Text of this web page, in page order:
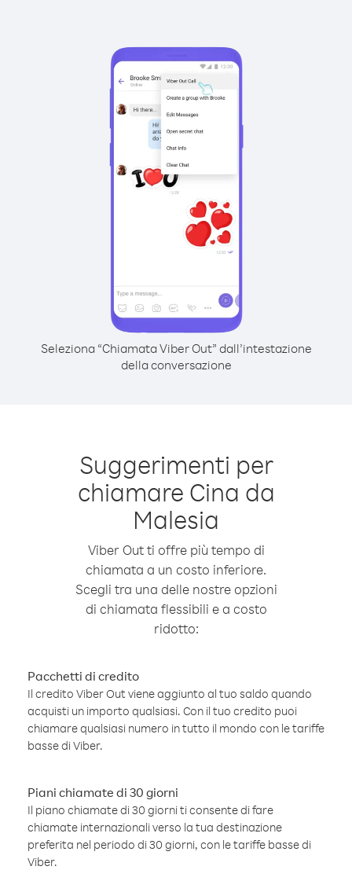
Seleziona “Chiamata Viber Out” dall’intestazione
della conversazione
Suggerimenti per
chiamare Cina da
Malesia
Viber Out ti offre più tempo di
chiamata a un costo inferiore.
Scegli tra una delle nostre opzioni
di chiamata flessibili e a costo
ridotto:
Pacchetti di credito
Il credito Viber Out viene aggiunto al tuo saldo quando
acquisti un importo qualsiasi. Con il tuo credito puoi
chiamare qualsiasi numero in tutto il mondo con le tariffe
basse di Viber.
Piani chiamate di 30 giorni
Il piano chiamate di 30 giorni ti consente di fare
chiamate internazionali verso la tua destinazione
preferita nel periodo di 30 giorni, con le tariffe basse di
Viber.